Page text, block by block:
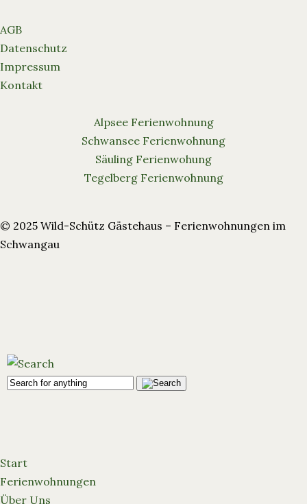
AGB
Datenschutz
Impressum
Kontakt
Alpsee Ferienwohnung
Schwansee Ferienwohnung
Säuling Ferienwohung
Tegelberg Ferienwohnung
© 2025 Wild-Schütz Gästehaus – Ferienwohnungen im
Schwangau
Start
Ferienwohnungen
Über Uns